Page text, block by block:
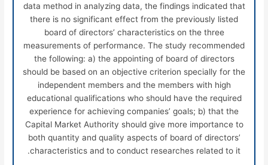
data method in analyzing data, the findings indicated that
there is no significant effect from the previously listed
board of directors’ characteristics on the three
measurements of performance. The study recommended
the following: a) the appointing of board of directors
should be based on an objective criterion specially for the
independent members and the members with high
educational qualifications who should have the required
experience for achieving companies’ goals; b) that the
Capital Market Authority should give more importance to
both quantity and quality aspects of board of directors’
characteristics and to conduct researches related to it.